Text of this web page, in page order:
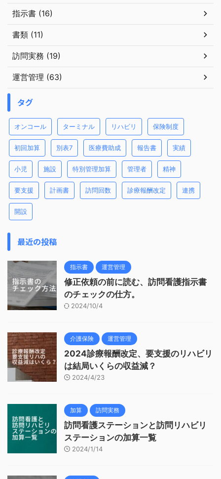
指示書 (16)
書類 (11)
訪問実務 (19)
運営管理 (63)
タグ
オンコール ターミナル リハビリ 保険制度
初回加算 別表7 医療費助成 報告書 実績
小児 施設 特別管理加算 管理者 精神
要支援 計画書 訪問回数 診療報酬改定 連携
開設
最近の投稿
指示書 運営管理
修正依頼の前に読む、訪問看護指示書
のチェックの仕方。
2024/10/4
介護保険 運営管理
2024診療報酬改定、要支援のリハビリ
は結局いくらの収益減？
2024/4/23
加算 訪問実務
訪問看護ステーションと訪問リハビリ
ステーションの加算一覧
2024/1/14